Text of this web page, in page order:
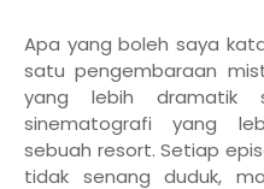
Apa yang boleh saya
satu pengembaraan
yang lebih dramatik
sinematografi yang
sebuah resort. Setiap
tidak senang duduk,